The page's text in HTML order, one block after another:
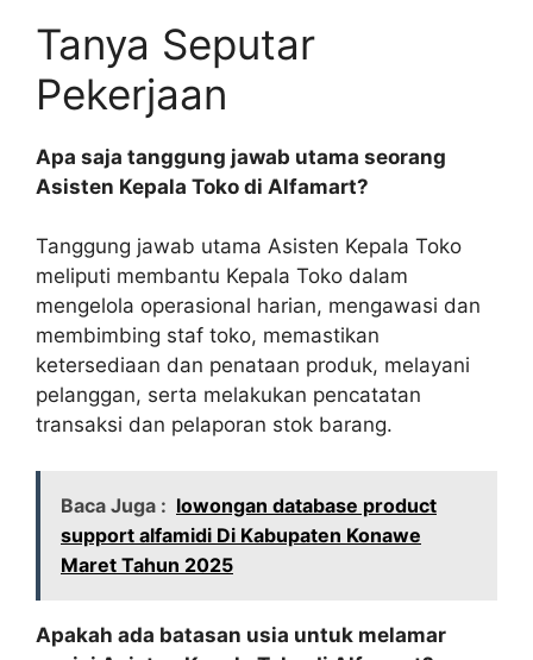
Tanya Seputar
Pekerjaan
Apa saja tanggung jawab utama seorang
Asisten Kepala Toko di Alfamart?
Tanggung jawab utama Asisten Kepala Toko
meliputi membantu Kepala Toko dalam
mengelola operasional harian, mengawasi dan
membimbing staf toko, memastikan
ketersediaan dan penataan produk, melayani
pelanggan, serta melakukan pencatatan
transaksi dan pelaporan stok barang.
Baca Juga : lowongan database product
support alfamidi Di Kabupaten Konawe
Maret Tahun 2025
Apakah ada batasan usia untuk melamar